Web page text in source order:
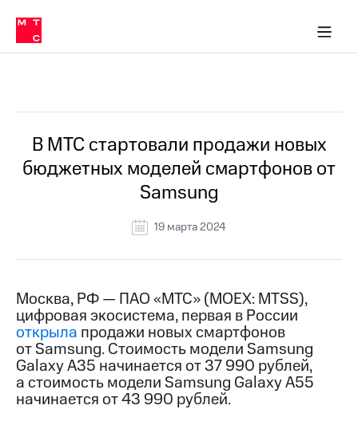
Медиа-центр
и акционерам
Устойчивое развитие
Комплаенс и деловая этика
компании
Карьера
История
компании
информация
Контакты
Медиа-центр
Пресс-
релизы
МТС
о технологиях
в МТС
Пресс-
релизы
о технологиях
В МТС стартовали продажи новых
бюджетных моделей смартфонов от
Samsung
19 марта 2024
Москва, РФ — ПАО «МТС» (MOEX: MTSS),
цифровая экосистема, первая в России
открыла продажи новых смартфонов
от Samsung. Стоимость модели Samsung
Galaxy A35 начинается от 37 990 рублей,
а стоимость модели Samsung Galaxy A55
начинается от 43 990 рублей.